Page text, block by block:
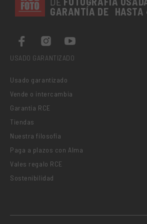
GARANTÍA DE HASTA
USADO GARANTIZADO
Usado garantizado
Vende o intercambia
Garantía RCE
Tiendas
Nuestra filosofía
Paga a plazos con Alma
Vales regalo RCE
Sostenibilidad